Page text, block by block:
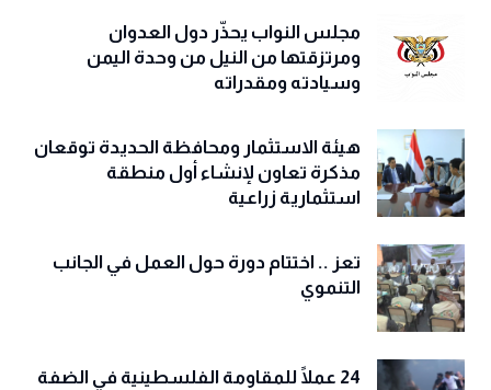
مجلس النواب يحذّّر دول العدوان
ومرتزقتها من النيل من وحدة اليمن
وسيادته ومقدراته
هيئة الاستثمار ومحافظة الحديدة توقعان
مذكرة تعاون لإنشاء أول منطقة
استثمارية زراعية
تعز .. اختتام دورة حول العمل في الجانب
التنموي
24 عملًا للمقاومة الفلسطينية في الضفة